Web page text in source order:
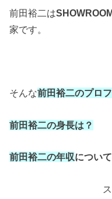
前田裕二は
家です。
そんな前田裕二のプロ
前田裕二の身長は？
前田裕二の年収につい
スポンサ